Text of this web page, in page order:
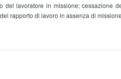
del lavoratore in missione; cessazione
rapporto di lavoro in assenza di